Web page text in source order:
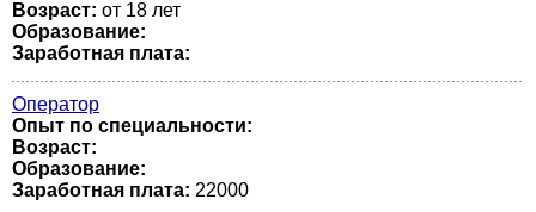
Возраст: от 18 лет
Образование:
Заработная плата:
Оператор
Опыт по специальности:
Возраст:
Образование:
Заработная плата: 22000